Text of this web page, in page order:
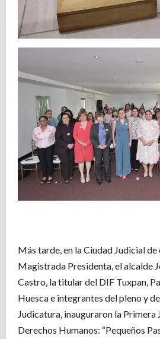
Más tarde, en la Ciudad Judicial
Magistrada Presidenta, el alcalde
Castro, la titular del DIF Tuxpan,
Huesca e integrantes del pleno y
Judicatura, inauguraron la Primera
Derechos Humanos: “Pequeños